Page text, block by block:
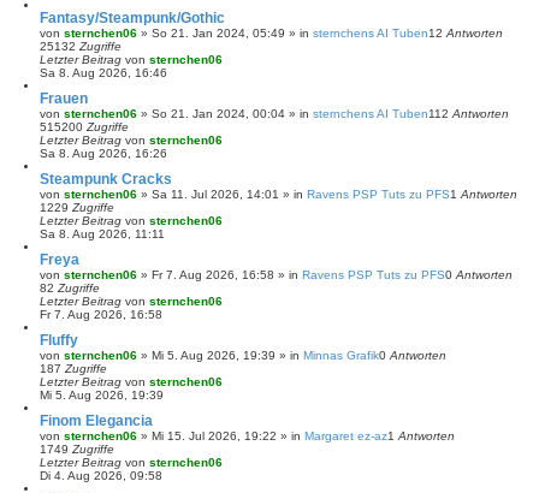
Fantasy/Steampunk/Gothic
von sternchen06 » So 21. Jan 2024, 05:49 » in sternchens AI Tuben12 Antworten
25132 Zugriffe
Letzter Beitrag von sternchen06
Sa 8. Aug 2026, 16:46
Frauen
von sternchen06 » So 21. Jan 2024, 00:04 » in sternchens AI Tuben112 Antworten
515200 Zugriffe
Letzter Beitrag von sternchen06
Sa 8. Aug 2026, 16:26
Steampunk Cracks
von sternchen06 » Sa 11. Jul 2026, 14:01 » in Ravens PSP Tuts zu PFS1 Antworten
1229 Zugriffe
Letzter Beitrag von sternchen06
Sa 8. Aug 2026, 11:11
Freya
von sternchen06 » Fr 7. Aug 2026, 16:58 » in Ravens PSP Tuts zu PFS0 Antworten
82 Zugriffe
Letzter Beitrag von sternchen06
Fr 7. Aug 2026, 16:58
Fluffy
von sternchen06 » Mi 5. Aug 2026, 19:39 » in Minnas Grafik0 Antworten
187 Zugriffe
Letzter Beitrag von sternchen06
Mi 5. Aug 2026, 19:39
Finom Elegancia
von sternchen06 » Mi 15. Jul 2026, 19:22 » in Margaret ez-az1 Antworten
1749 Zugriffe
Letzter Beitrag von sternchen06
Di 4. Aug 2026, 09:58